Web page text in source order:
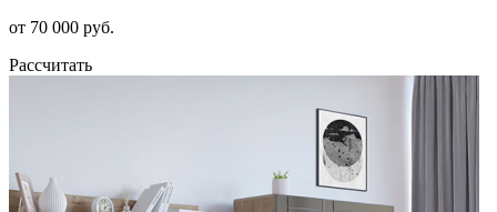
от 70 000 руб.
Рассчитать